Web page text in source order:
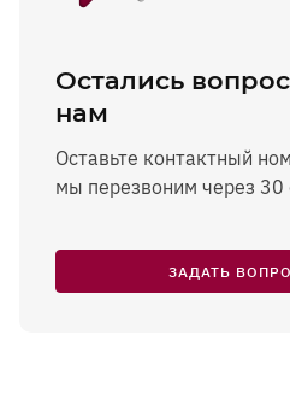
Остались
нам
Оставьте контактный
мы перезвоним через 30
ЗАДАТЬ